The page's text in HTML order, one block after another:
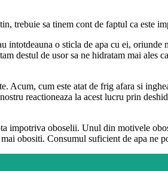
trebuie sa tinem cont de faptul ca este
o sticla de apa cu ei, oriunde
destul de usor sa ne hidratam mai ales
cum este atat de frig afara si
reactioneaza la acest lucru prin
impotriva oboselii. Unul din motivele
obositi. Consumul suficient de apa ne